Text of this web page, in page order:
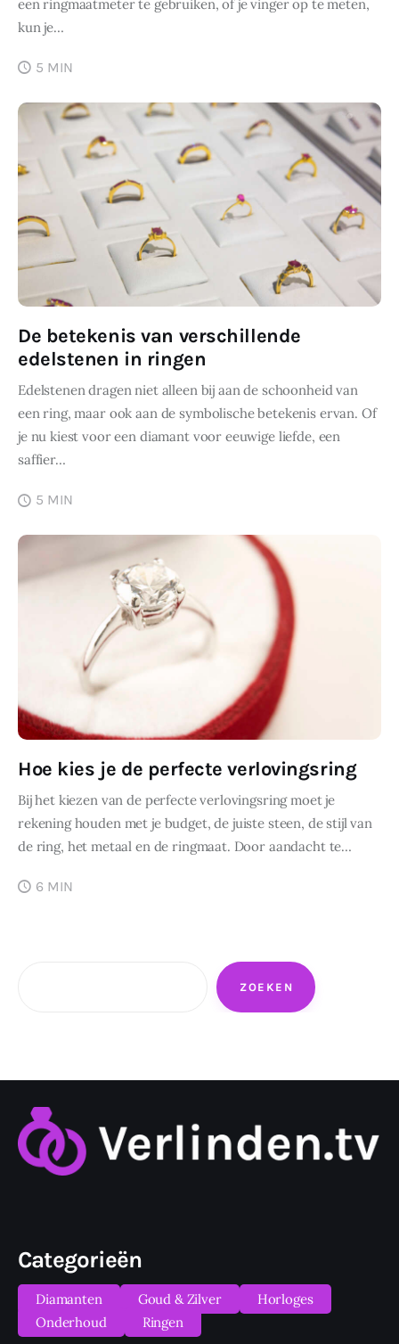
een ringmaatmeter te gebruiken, of je vinger op te meten,
kun je…
5 MIN
De betekenis van verschillende
edelstenen in ringen
Edelstenen dragen niet alleen bij aan de schoonheid van
een ring, maar ook aan de symbolische betekenis ervan. Of
je nu kiest voor een diamant voor eeuwige liefde, een
saffier…
5 MIN
Hoe kies je de perfecte verlovingsring
Bij het kiezen van de perfecte verlovingsring moet je
rekening houden met je budget, de juiste steen, de stijl van
de ring, het metaal en de ringmaat. Door aandacht te…
6 MIN
ZOEKEN
Categorieën
Diamanten Goud & Zilver
Horloges
Onderhoud
Ringen